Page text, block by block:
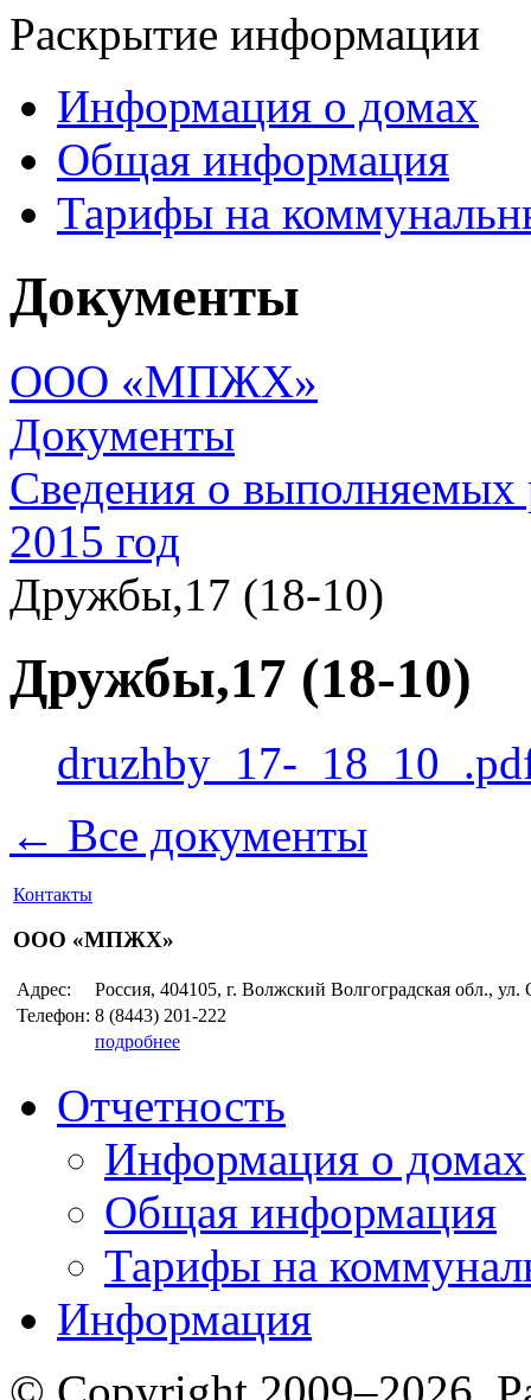
Раскрытие информации
Информация о домах
Общая информация
Тарифы на
Документы
ООО «МПЖХ»
Документы
Сведения о выполняемых
2015 год
Дружбы,17 (18-10)
Дружбы,17 (18-10)
druzhby_17-
← Все документы
Контакты
ООО «МПЖХ»
Адрес:
Россия, 404105, г. Волжский Волгоградская обл., ул.
Телефон: 8 (8443) 201-222
подробнее
Отчетность
Информация о домах
Общая информация
Тарифы на
Информация